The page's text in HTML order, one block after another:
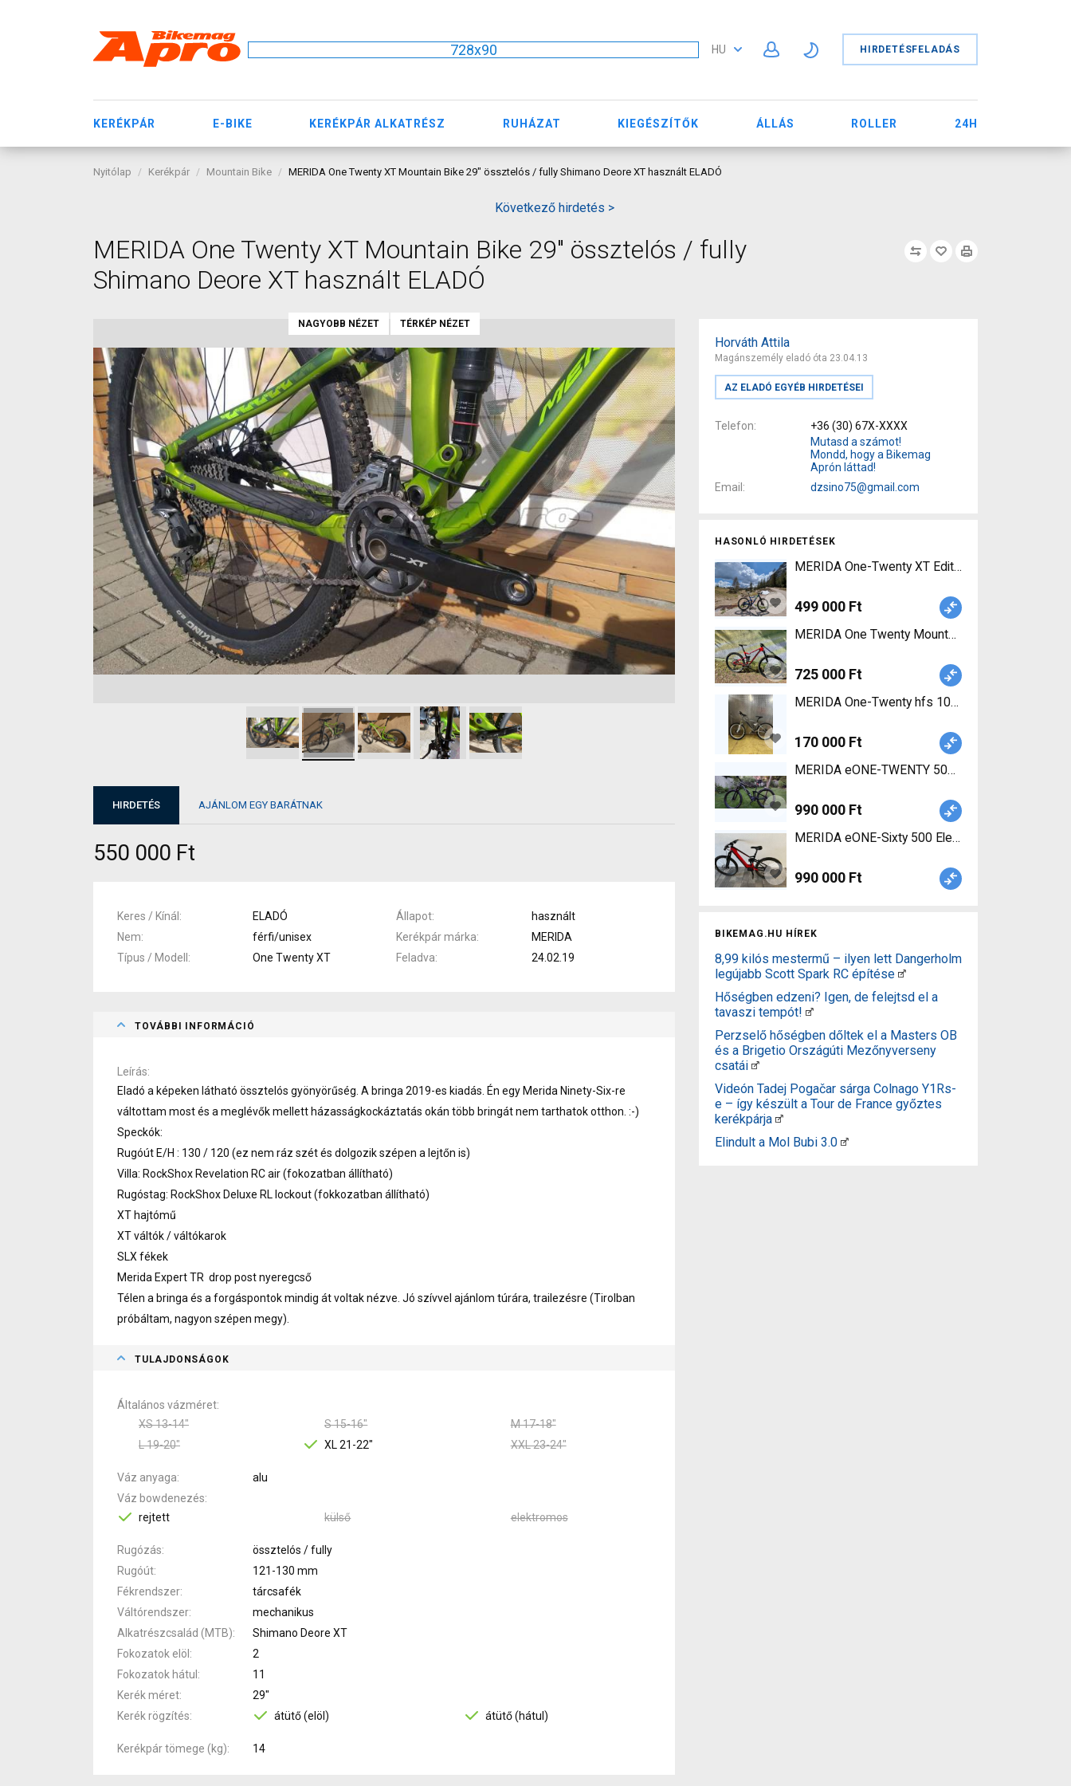
728x90 HU HIRDETÉSFELADÁS
KERÉKPÁR E-BIKE KERÉKPÁR ALKATRÉSZ RUHÁZAT KIEGÉSZÍTŐK ÁLLÁS ROLLER 24H
Nyitólap Kerékpár Mountain Bike MERIDA One Twenty XT Mountain Bike 29" össztelós / fully Shimano Deore XT használt ELADÓ
Következő hirdetés >
MERIDA One Twenty XT Mountain Bike 29" össztelós / fully
Shimano Deore XT használt ELADÓ
Horváth Attila
Magánszemély eladó óta 23.04.13
AZ ELADÓ EGYÉB HIRDETÉSEI
Telefon
+36 (30) 67X-XXXX
Mutasd a számot!
Mondd, hogy a Bikemag
Aprón láttad!
Email
dzsino75@gmail.com
HASONLÓ HIRDETÉSEK
499 000 Ft
MERIDA One Twenty Mountain Bike 29"
725 000 Ft
MERIDA One-Twenty hfs 1000-D Enduro /
170 000 Ft
MERIDA eONE-TWENTY 500 Mountain Bike
990 000 Ft
MERIDA eONE-Sixty 500 Elektromos Mountain
990 000 Ft
BIKEMAG.HU HÍREK
8,99 kilós mestermű – ilyen lett Dangerholm
legújabb Scott Spark RC építése
Hőségben edzeni? Igen, de felejtsd el a
tavaszi tempót!
Perzselő hőségben dőltek el a Masters OB
és a Brigetio Országúti Mezőnyverseny
csatái
Videón Tadej Pogačar sárga Colnago Y1Rs-
e – így készült a Tour de France győztes
kerékpárja
Elindult a Mol Bubi 3.0
NAGYOBB NÉZET TÉRKÉP NÉZET
HIRDETÉS AJÁNLOM EGY BARÁTNAK
550 000 Ft
Keres / Kínál ELADÓ Állapot
használt
Nem
férfi/unisex Kerékpár márka
MERIDA
Típus / Modell
One Twenty XT Feladva 24.02.19
TOVÁBBI INFORMÁCIÓ
Leírás
Eladó a képeken látható össztelós gyönyörűség. A bringa 2019-es kiadás. Én egy Merida Ninety-Six-re
váltottam most és a meglévők mellett házasságkockáztatás okán több bringát nem tarthatok otthon. :-)
Speckók:
Rugóút E/H : 130 / 120 (ez nem ráz szét és dolgozik szépen a lejtőn is)
Villa: RockShox Revelation RC air (fokozatban állítható)
Rugóstag: RockShox Deluxe RL lockout (fokkozatban állítható)
XT hajtómű
XT váltók / váltókarok
SLX fékek
Merida Expert TR drop post nyeregcső
Télen a bringa és a forgáspontok mindig át voltak nézve. Jó szívvel ajánlom túrára, trailezésre (Tirolban
próbáltam, nagyon szépen megy).
TULAJDONSÁGOK
Általános vázméret
XS 13-14"
S 15-16"
M 17-18"
L 19-20"
XL 21-22" XXL 23-24"
Váz anyaga
alu
Váz bowdenezés
rejtett
külső elektromos
Rugózás
össztelós / fully
Rugóút
121-130 mm
Fékrendszer
tárcsafék
Váltórendszer
mechanikus
Alkatrészcsalád (MTB)
Shimano Deore XT
Fokozatok elöl
2
Fokozatok hátul
11
Kerék méret
29"
Kerék rögzítés
átütő (elöl) átütő (hátul)
Kerékpár tömege (kg) 14